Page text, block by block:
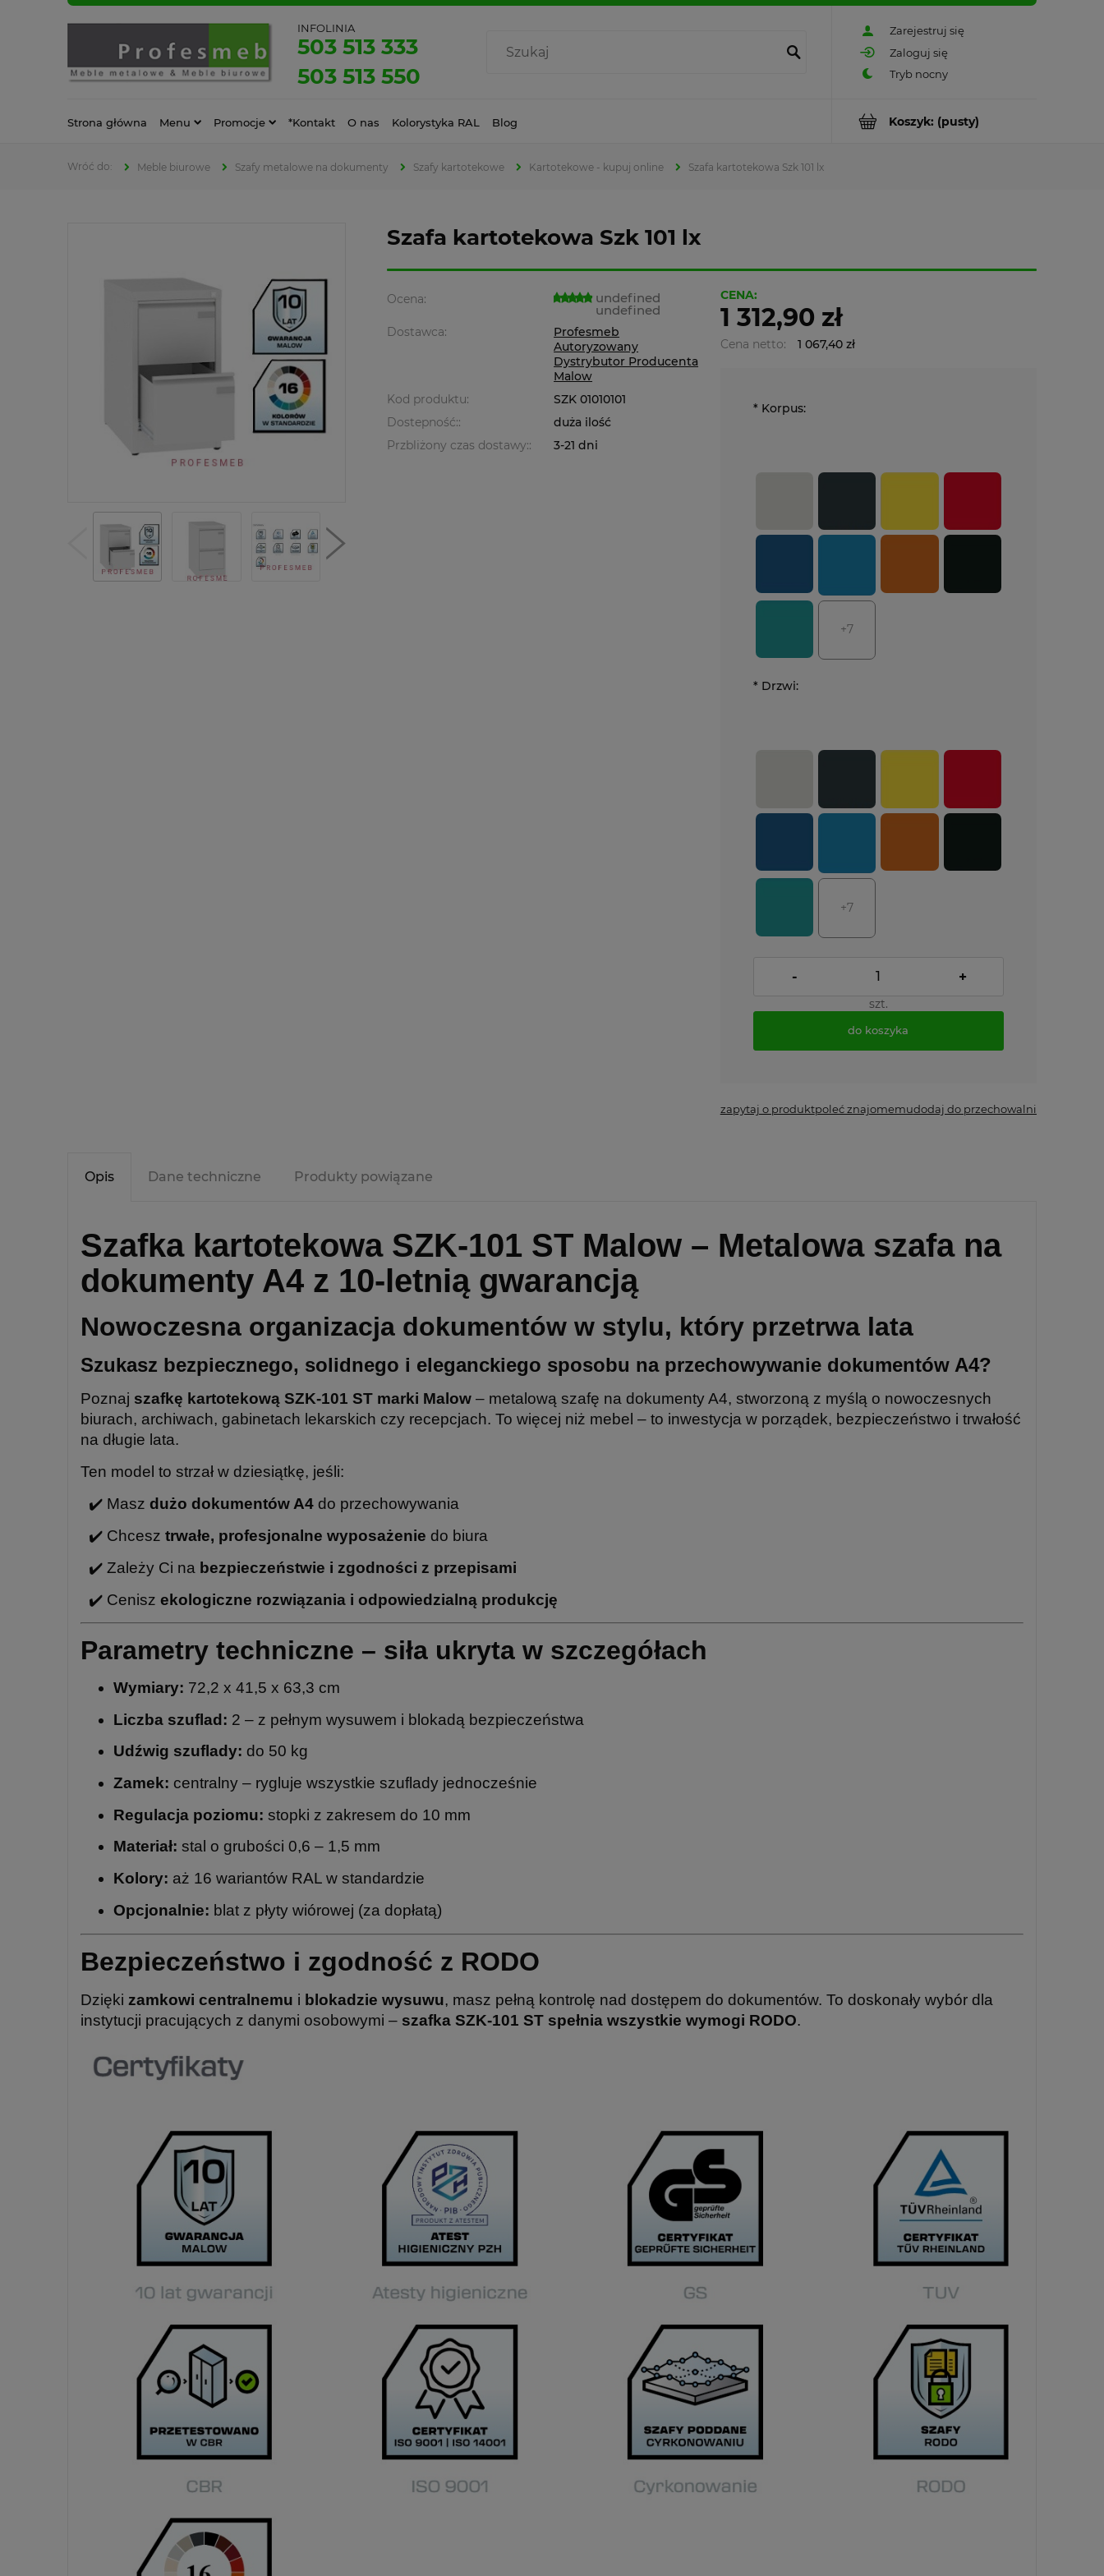
Zarejestruj się
Zaloguj się
INFOLINIA
503 513 333
503 513 550
Koszyk: (pusty)
Strona główna Menu Promocje *Kontakt O nas Kolorystyka RAL Blog
Meble biurowe Szafy metalowe na dokumenty Szafy kartotekowe Kartotekowe - kupuj online Szafa kartotekowa Szk 101 lx
Szafa kartotekowa Szk 101 lx
Ocena: undefined
undefined
Dostawca:
Profesmeb
Autoryzowany
Dystrybutor Producenta
Malow
Kod produktu:
SZK 01010101
Dostepność::
duża ilość
Przbliżony czas dostawy::
3-21 dni
CENA:
1 312,90 zł
Cena netto: 1 067,40 zł
* Korpus:
+7
* Drzwi:
+7
- +
szt.
do koszyka
zapytaj o produktpoleć znajomemudodaj do przechowalni
Opis Dane techniczne Produkty powiązane
Szafka kartotekowa SZK-101 ST Malow – Metalowa szafa na
dokumenty A4 z 10-letnią gwarancją
Nowoczesna organizacja dokumentów w stylu, który przetrwa lata
Szukasz bezpiecznego, solidnego i eleganckiego sposobu na przechowywanie dokumentów A4?
Poznaj szafkę kartotekową SZK-101 ST marki Malow – metalową szafę na dokumenty A4, stworzoną z myślą o nowoczesnych
biurach, archiwach, gabinetach lekarskich czy recepcjach. To więcej niż mebel – to inwestycja w porządek, bezpieczeństwo i trwałość
na długie lata.
Ten model to strzał w dziesiątkę, jeśli:
✔️ Masz dużo dokumentów A4 do przechowywania
✔️ Chcesz trwałe, profesjonalne wyposażenie do biura
✔️ Zależy Ci na bezpieczeństwie i zgodności z przepisami
✔️ Cenisz ekologiczne rozwiązania i odpowiedzialną produkcję
Parametry techniczne – siła ukryta w szczegółach
Wymiary: 72,2 x 41,5 x 63,3 cm
Liczba szuflad: 2 – z pełnym wysuwem i blokadą bezpieczeństwa
Udźwig szuflady: do 50 kg
Zamek: centralny – rygluje wszystkie szuflady jednocześnie
Regulacja poziomu: stopki z zakresem do 10 mm
Materiał: stal o grubości 0,6 – 1,5 mm
Kolory: aż 16 wariantów RAL w standardzie
Opcjonalnie: blat z płyty wiórowej (za dopłatą)
Bezpieczeństwo i zgodność z RODO
Dzięki zamkowi centralnemu i blokadzie wysuwu, masz pełną kontrolę nad dostępem do dokumentów. To doskonały wybór dla
instytucji pracujących z danymi osobowymi – szafka SZK-101 ST spełnia wszystkie wymogi RODO.